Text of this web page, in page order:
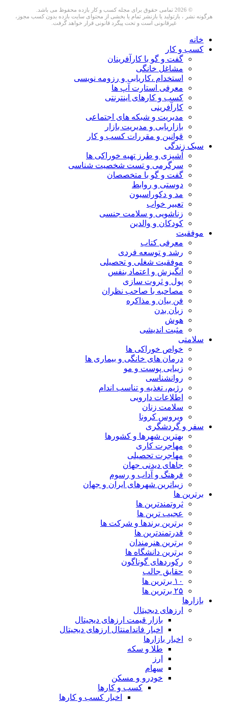
© 2026 تمامی حقوق برای مجله کسب و کار بازده محفوظ می باشد.
هرگونه نشر ، بازتولید یا بازنشر تمام یا بخشی از محتوای سایت بازده بدون کسب مجوز،
غیرقانونی است و تحت پیگرد قانونی قرار خواهد گرفت.
خانه
کسب و کار
گفت و گو با کارآفرینان
مشاغل خانگی
استخدام ،کاریابی و رزومه نویسی
معرفی استارت آپ ها
کسب و کارهای اینترنتی
کارآفرینی
مدیریت و شبکه های اجتماعی
بازاریابی و مدیریت بازار
قوانین و مقررات کسب و کار
سبک زندگی
آشپزی و طرز تهیه خوراکی ها
سرگرمی و تست شخصیت شناسی
گفت و گو با متخصصان
دوستی و روابط
مد و دکوراسیون
تعبیر خواب
زناشویی و سلامت جنسی
کودکان و والدین
موفقیت
معرفی کتاب
رشد و توسعه فردی
موفقیت شغلی و تحصیلی
انگیزش و اعتماد بنفس
پول و ثروت سازی
مصاحبه با صاحب نظران
فن بیان و مذاکره
زبان بدن
هوش
مثبت اندیشی
سلامتی
خواص خوراکی ها
درمان های خانگی و بیماری ها
زیبایی پوست و مو
روانشناسی
رژیم، تغذیه و تناسب اندام
اطلاعات دارویی
سلامت زنان
ویروس کرونا
سفر و گردشگری
بهترین شهرها و کشورها
مهاجرت کاری
مهاجرت تحصیلی
جاهای دیدنی جهان
فرهنگ و آداب و رسوم
زیباترین شهرهای ایران و جهان
برترین ها
ثروتمندترین ها
عجیب ترین ها
برترین برندها و شرکت ها
قدرتمندترین ها
برترین هنرمندان
برترین دانشگاه ها
رکوردهای گوناگون
حقایق جالب
۱۰ برترین ها
۲۵ برترین ها
بازارها
ارزهای دیجیتال
بازار قیمت ارزهای دیجیتال
اخبار فاندامنتال ارزهای دیجیتال
اخبار بازارها
طلا و سکه
ارز
سهام
خودرو و مسکن
کسب و کارها
اخبار کسب و کارها